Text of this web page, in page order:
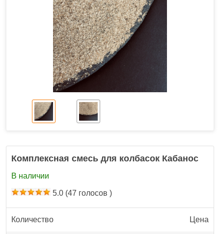
Комплексная смесь для колбасок Кабанос
В наличии
5.0 (47 голосов )
Количество Цена